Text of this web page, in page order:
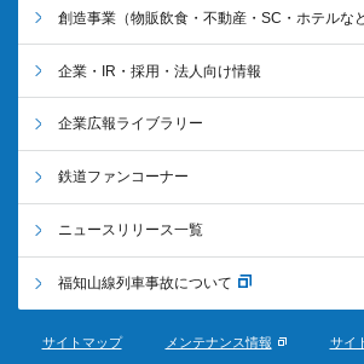
創造事業 （物販飲食・不動産・SC・ホテルなど
企業・IR・採用・法人向け情報
企業広報ライブラリー
鉄道ファンコーナー
ニュースリリース一覧
福知山線列車事故について
サイトマップ メンテナンス情報 サイ